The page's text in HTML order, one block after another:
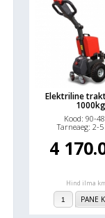
Elektriline
1000kg
Kood: 90-
Tarneaeg: 2-5
4
Hind ilma
PANE